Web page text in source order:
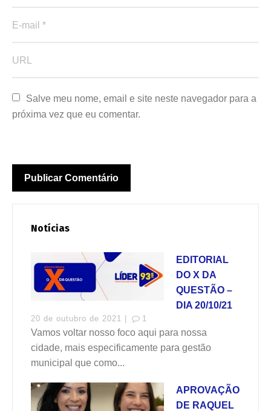
Salve meu nome, email e site neste navegador para a
próxima vez que eu comentar.
Notícias
EDITORIAL
DO X DA
QUESTÃO –
DIA 20/10/21
20 de outubro de 2021 | 1
Vamos voltar nosso foco aqui para nossa
cidade, mais especificamente para gestão
municipal que como...
APROVAÇÃO
DE RAQUEL